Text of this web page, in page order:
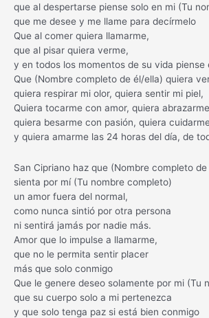
que al despertarse piense solo en mi (Tu
que me desee y me llame para decírmelo
Que al comer quiera llamarme,
que al pisar quiera verme,
y en todos los momentos de su vida piense
Que (Nombre completo de él/ella) quiera
quiera respirar mi olor, quiera sentir mi piel,
Quiera tocarme con amor, quiera
quiera besarme con pasión, quiera
y quiera amarme las 24 horas del día, de
San Cipriano haz que (Nombre completo
sienta por mí (Tu nombre completo)
un amor fuera del normal,
como nunca sintió por otra persona
ni sentirá jamás por nadie más.
Amor que lo impulse a llamarme,
que no le permita sentir placer
más que solo conmigo
Que le genere deseo solamente por mi (Tu
que su cuerpo solo a mi pertenezca
y que solo tenga paz si está bien conmigo